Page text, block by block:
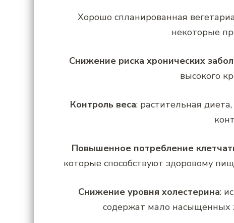
Хорошо спланированная
некоторые
Снижение риска хронических
высокого
Контроль веса: растительная
Повышенное потребление
которые способствуют здоровому
Снижение уровня холестерина:
содержат мало насыщенных